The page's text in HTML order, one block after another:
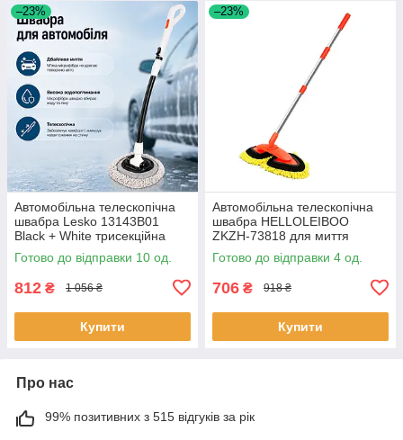
–23%
Автомобільна телескопічна
швабра Lesko 13143B01
Black + White трисекційна
щітка для миття машини 10
шт.
Готово до відправки 10 од.
812 ₴ 1 056 ₴
Купити
–23%
Автомобільна телескопічна
швабра HELLOLEIBOO
ZKZH-73818 для миття
машини з обертовою
головкою 360 4 шт.
Готово до відправки 4 од.
706 ₴ 918 ₴
Купити
Про нас
99% позитивних з 515 відгуків за рік